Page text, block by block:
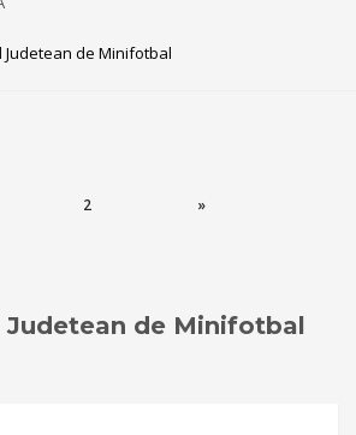
Judetean de Minifotbal
2 »
Judetean de Minifotbal